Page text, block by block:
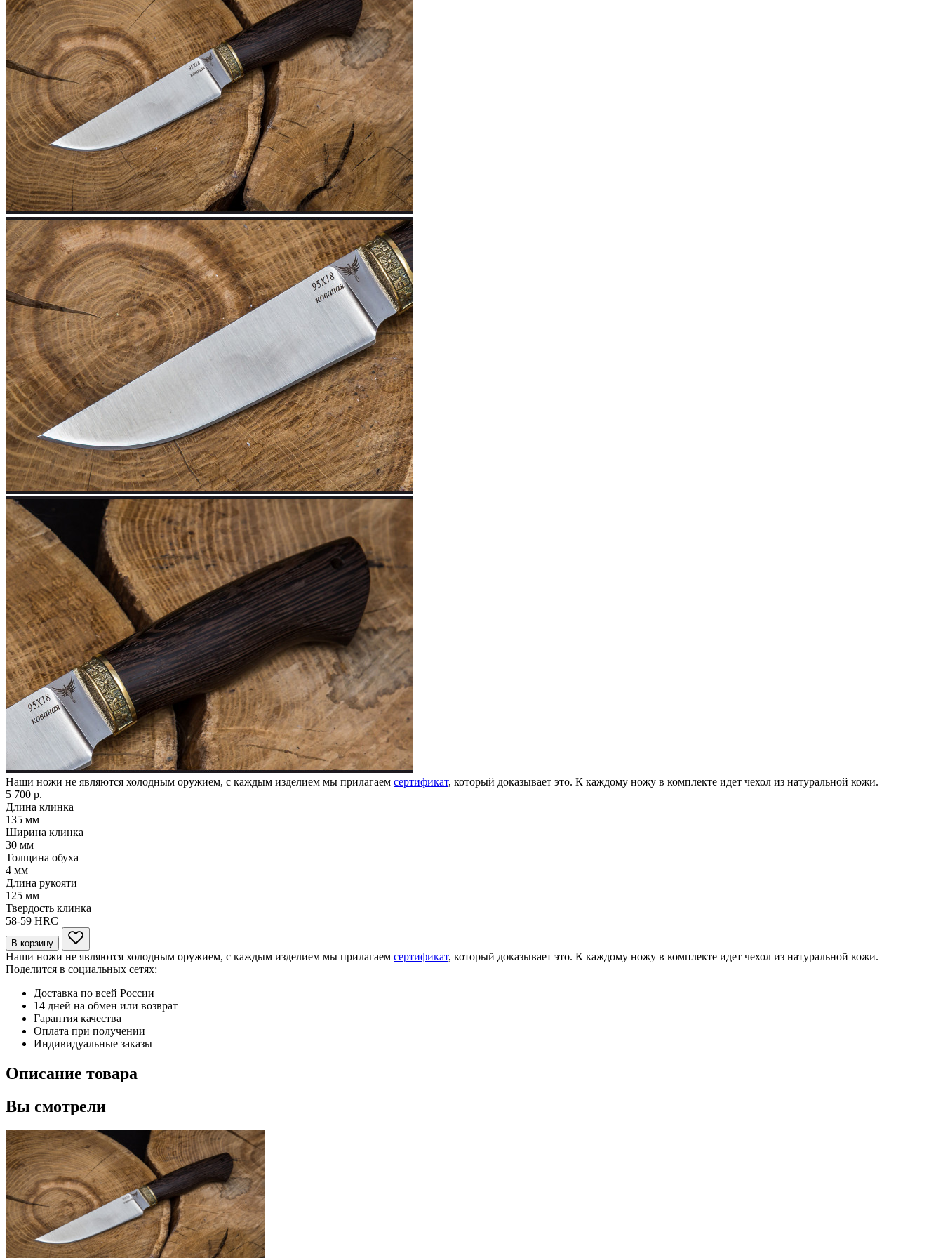
Наши ножи не являются холодным оружием, с каждым изделием мы прилагаем сертификат, который доказывает это. К каждому ножу в комплекте идет чехол из натуральной кожи.
5 700 р.
Длина клинка
135 мм
Ширина клинка
30 мм
Толщина обуха
4 мм
Длина рукояти
125 мм
Твердость клинка
58-59 HRC
В корзину
Наши ножи не являются холодным оружием, с каждым изделием мы прилагаем сертификат, который доказывает это. К каждому ножу в комплекте идет чехол из натуральной кожи.
Поделится в социальных сетях:
Доставка по всей России
14 дней на обмен или возврат
Гарантия качества
Оплата при получении
Индивидуальные заказы
Описание товара
Вы смотрели